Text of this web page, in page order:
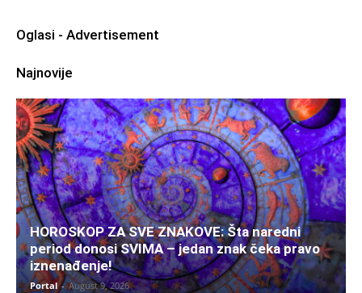
Oglasi - Advertisement
Najnovije
HOROSKOP ZA SVE ZNAKOVE: Šta naredni
period donosi SVIMA – jedan znak čeka pravo
iznenađenje!
Portal - August 9, 2026